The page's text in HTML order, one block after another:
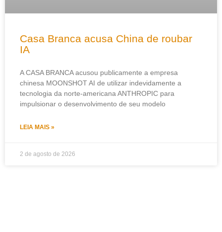
Casa Branca acusa China de roubar
IA
A CASA BRANCA acusou publicamente a empresa
chinesa MOONSHOT AI de utilizar indevidamente a
tecnologia da norte-americana ANTHROPIC para
impulsionar o desenvolvimento de seu modelo
LEIA MAIS »
2 de agosto de 2026